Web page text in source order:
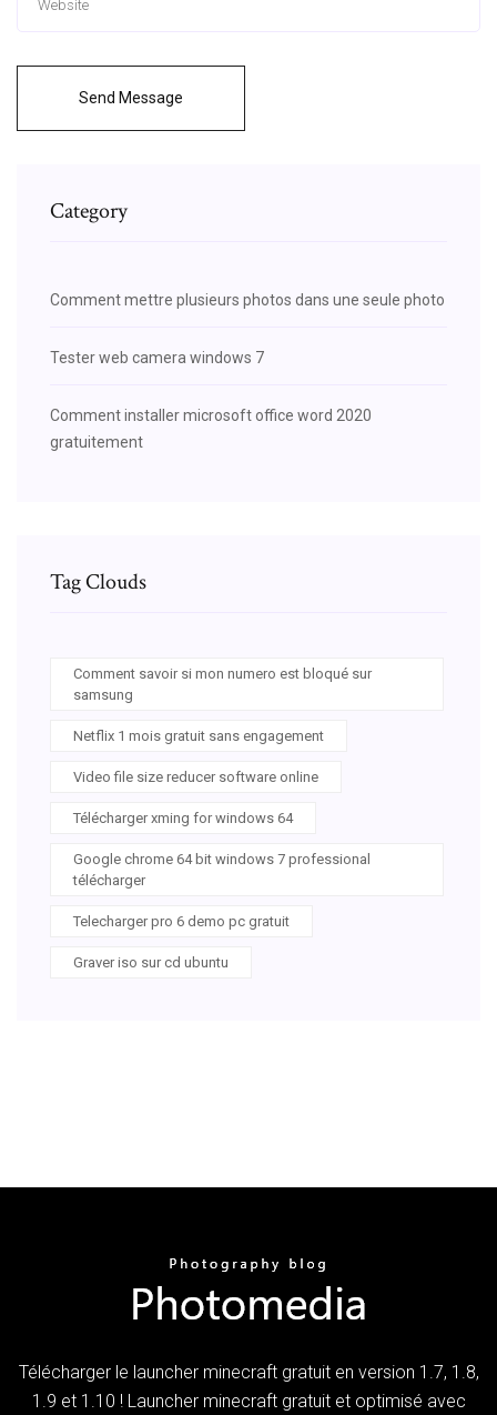
Send Message
Category
Comment mettre plusieurs photos dans une seule photo
Tester web camera windows 7
Comment installer microsoft office word 2020
gratuitement
Tag Clouds
Comment savoir si mon numero est bloqué sur
samsung
Netflix 1 mois gratuit sans engagement
Video file size reducer software online
Télécharger xming for windows 64
Google chrome 64 bit windows 7 professional
télécharger
Telecharger pro 6 demo pc gratuit
Graver iso sur cd ubuntu
Télécharger le launcher minecraft gratuit en version 1.7, 1.8,
1.9 et 1.10 ! Launcher minecraft gratuit et optimisé avec